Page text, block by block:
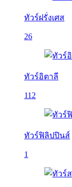
ทัวร์ฝรั่งเศส
26
ทัวร์อิตาลี
112
ทัวร์ฟิลิปปินส์
1